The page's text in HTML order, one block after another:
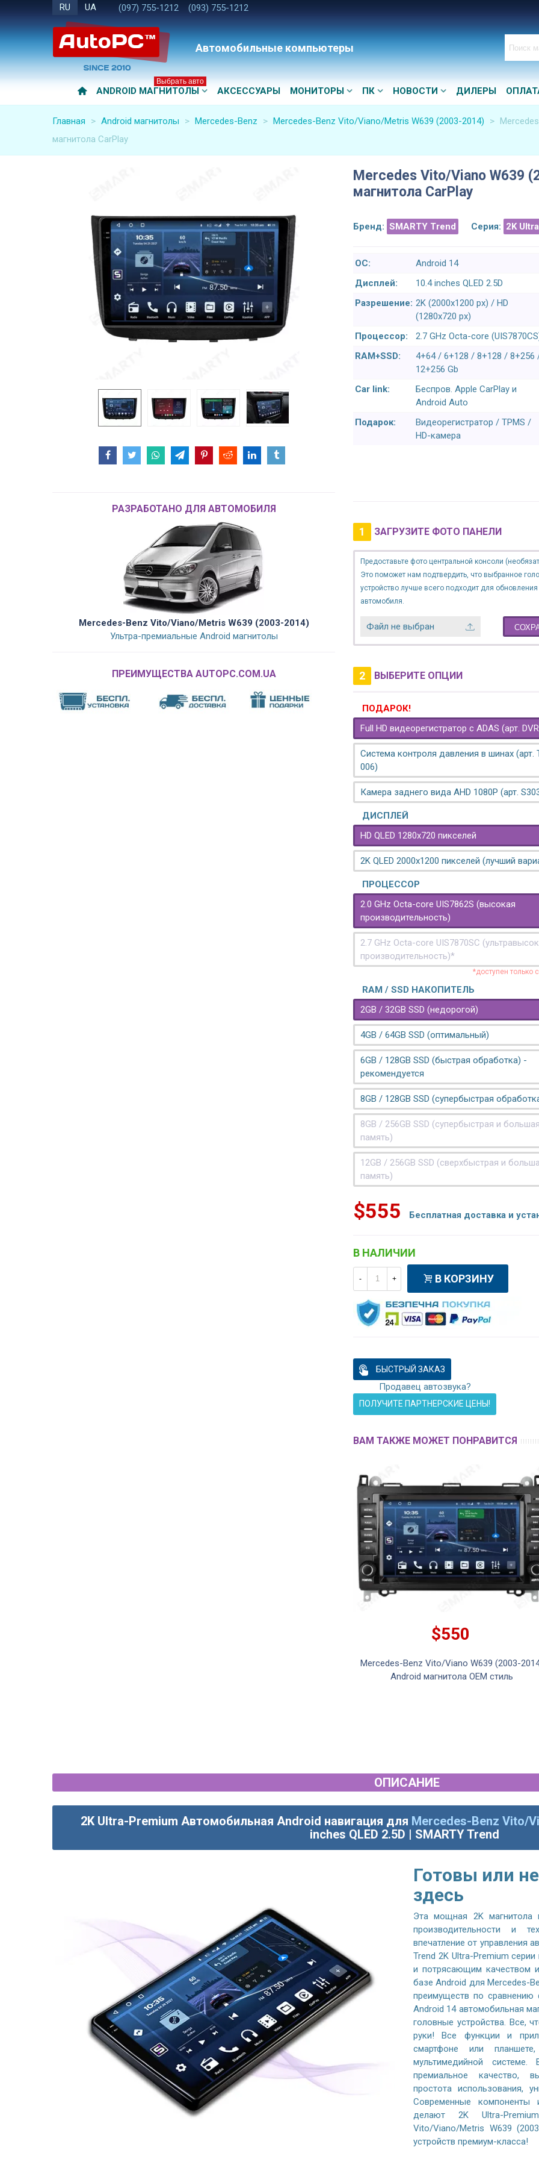
RU UA (097) 755-1212 (093) 755-1212
Автомобильные компьютеры
ANDROID МАГНИТОЛЫ
Выбрать авто
АКСЕССУАРЫ МОНИТОРЫ ПК НОВОСТИ ДИЛЕРЫ
Главная > Android магнитолы > Mercedes-Benz > Mercedes-Benz Vito/Viano/Metris W639 (2003-2014) >
магнитола CarPlay
РАЗРАБОТАНО ДЛЯ АВТОМОБИЛЯ
Mercedes-Benz Vito/Viano/Metris W639 (2003-2014)
Ультра-премиальные Android магнитолы
ПРЕИМУЩЕСТВА AUTOPC.COM.UA
Mercedes Vito/Viano W639
магнитола CarPlay
Бренд: SMARTY Trend Серия: 2K
ОС:
Android 14
Дисплей:
10.4 inches QLED 2.5D
Разрешение: 2K (2000x1200 px) / HD
(1280x720 px)
Процессор:
2.7 GHz Octa-core
RAM+SSD:
4+64 / 6+128 / 8+128 / 8+256
12+256 Gb
Car link:
Беспров. Apple CarPlay и
Android Auto
Подарок:
Видеорегистратор / TPMS /
HD-камера
1 ЗАГРУЗИТЕ ФОТО ПАНЕЛИ
Предоставьте фото центральной консоли
Это поможет нам подтвердить, что выбранное
устройство лучше всего подходит для
автомобиля.
Файл не выбран
2 ВЫБЕРИТЕ ОПЦИИ
ПОДАРОК!
Full HD видеорегистратор с ADAS (арт.
Система контроля давления в шинах (арт.
006)
Камера заднего вида AHD 1080P (арт.
ДИСПЛЕЙ
HD QLED 1280x720 пикселей
2K QLED 2000х1200 пикселей (лучший
ПРОЦЕССОР
2.0 GHz Octa-core UIS7862S (высокая
производительность)
2.7 GHz Octa-core UIS7870SC
производительность)*
*доступен только
RAM / SSD НАКОПИТЕЛЬ
2GB / 32GB SSD (недорогой)
4GB / 64GB SSD (оптимальный)
6GB / 128GB SSD (быстрая обработка) -
рекомендуется
8GB / 128GB SSD (супербыстрая
8GB / 256GB SSD (супербыстрая и большая
память)
12GB / 256GB SSD (сверхбыстрая и
память)
$555 Бесплатная доставка и
В НАЛИЧИИ
- + В КОРЗИНУ
БЫСТРЫЙ ЗАКАЗ
Продавец автозвука?
ПОЛУЧИТЕ ПАРТНЕРСКИЕ ЦЕНЫ!
ВАМ ТАКЖЕ МОЖЕТ ПОНРАВИТСЯ
$550
Mercedes-Benz Vito/Viano W639 (2003-
Android магнитола OEM стиль
ОПИСАНИЕ
2K Ultra-Premium Автомобильная Android навигация для Mercedes-Benz Vito/
inches QLED 2.5D | SMARTY Trend
Готовы или
здесь
Эта мощная 2K
производительности и
впечатление от управления
Trend 2K Ultra-Premium
и потрясающим качеством
базе Android для Mercedes-
преимуществ по сравнению
Android 14 автомобильная
головные устройства. Все,
руки! Все функции и
смартфоне или
мультимедийной
премиальное качество,
простота использования,
Современные компоненты
делают 2K Ultra-
Vito/Viano/Metris W639
устройств премиум-класса!